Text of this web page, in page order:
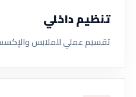
تنظيم داخلي
تقسيم عملي للملابس